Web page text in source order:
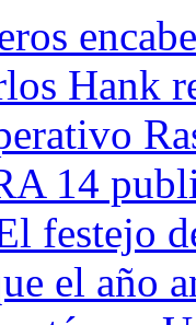
Hank
14
festejo
el año